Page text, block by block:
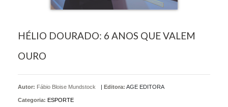
HÉLIO DOURADO: 6 ANOS QUE VALEM
OURO
Autor: Fábio Bloise Mundstock | Editora: AGE EDITORA
Categoria: ESPORTE